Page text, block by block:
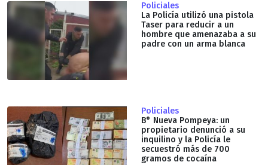
Policiales
La Policía utilizó una pistola
Taser para reducir a un
hombre que amenazaba a su
padre con un arma blanca
Policiales
B° Nueva Pompeya: un
propietario denunció a su
inquilino y la Policía le
secuestró más de 700
gramos de cocaína